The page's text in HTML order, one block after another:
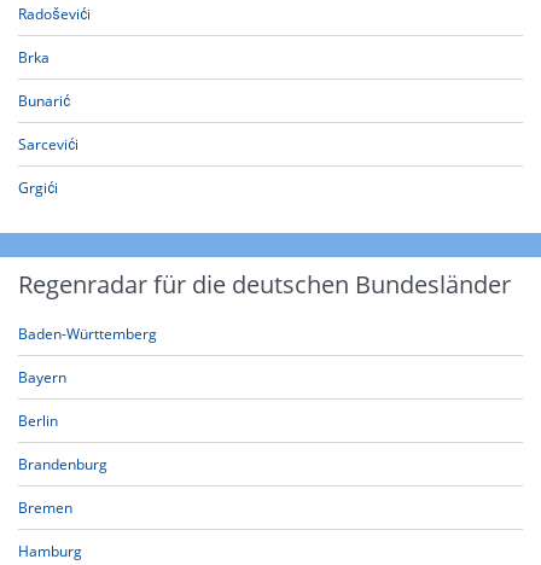
Radoševići
Brka
Bunarić
Sarcevići
Grgići
Regenradar für die deutschen Bundesländer
Baden-Württemberg
Bayern
Berlin
Brandenburg
Bremen
Hamburg